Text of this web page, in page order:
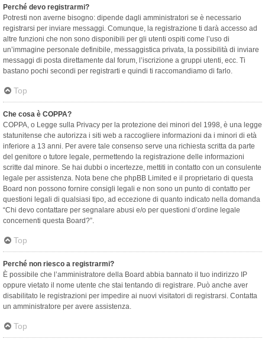
Perché devo registrarmi?
Potresti non averne bisogno: dipende dagli amministratori se è necessario
registrarsi per inviare messaggi. Comunque, la registrazione ti darà accesso ad
altre funzioni che non sono disponibili per gli utenti ospiti come l’uso di
un’immagine personale definibile, messaggistica privata, la possibilità di inviare
messaggi di posta direttamente dal forum, l’iscrizione a gruppi utenti, ecc. Ti
bastano pochi secondi per registrarti e quindi ti raccomandiamo di farlo.
Top
Che cosa è COPPA?
COPPA, o Legge sulla Privacy per la protezione dei minori del 1998, è una legge
statunitense che autorizza i siti web a raccogliere informazioni da i minori di età
inferiore a 13 anni. Per avere tale consenso serve una richiesta scritta da parte
del genitore o tutore legale, permettendo la registrazione delle informazioni
scritte dal minore. Se hai dubbi o incertezze, mettiti in contatto con un consulente
legale per assistenza. Nota bene che phpBB Limited e il proprietario di questa
Board non possono fornire consigli legali e non sono un punto di contatto per
questioni legali di qualsiasi tipo, ad eccezione di quanto indicato nella domanda
“Chi devo contattare per segnalare abusi e/o per questioni d’ordine legale
concernenti questa Board?”.
Top
Perché non riesco a registrarmi?
È possibile che l’amministratore della Board abbia bannato il tuo indirizzo IP
oppure vietato il nome utente che stai tentando di registrare. Può anche aver
disabilitato le registrazioni per impedire ai nuovi visitatori di registrarsi. Contatta
un amministratore per avere assistenza.
Top